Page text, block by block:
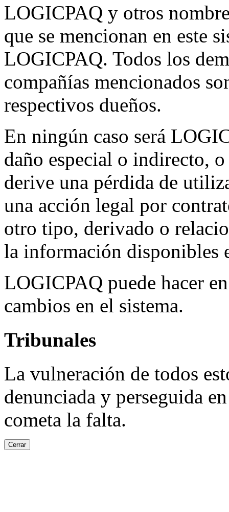
LOGICPAQ y otros
que se mencionan en este
LOGICPAQ. Todos los
compañías mencionados
respectivos dueños.
En ningún caso será
daño especial o indirecto,
derive una pérdida de
una acción legal por
otro tipo, derivado o
la información disponibles
LOGICPAQ puede hacer
cambios en el sistema.
Tribunales
La vulneración de todos
denunciada y perseguida
cometa la falta.
Cerrar